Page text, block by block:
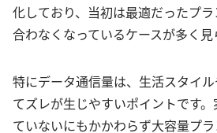
化しており、当初は最適だったプ
合わなくなっているケースが多く見
特にデータ通信量は、生活スタイ
てズレが生じやすいポイントです
ていないにもかかわらず大容量プ